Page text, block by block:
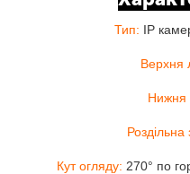
Тип: IP
Верхня
Нижня
Роздільна
Кут огляду: 270° по